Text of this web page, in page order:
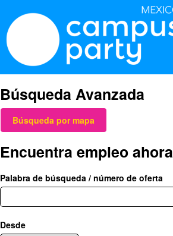
Búsqueda Avanzada
Búsqueda por mapa
Encuentra empleo ahora
Palabra de búsqueda / número de oferta
Desde